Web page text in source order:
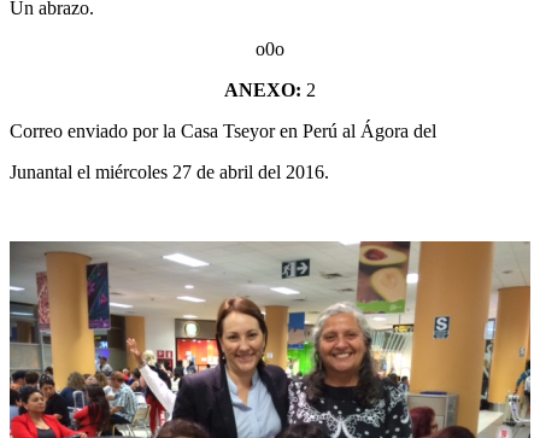
Un abrazo.
o0o
ANEXO: 2
Correo enviado por la Casa Tseyor en Perú al Ágora del
Junantal el miércoles 27 de abril del 2016.